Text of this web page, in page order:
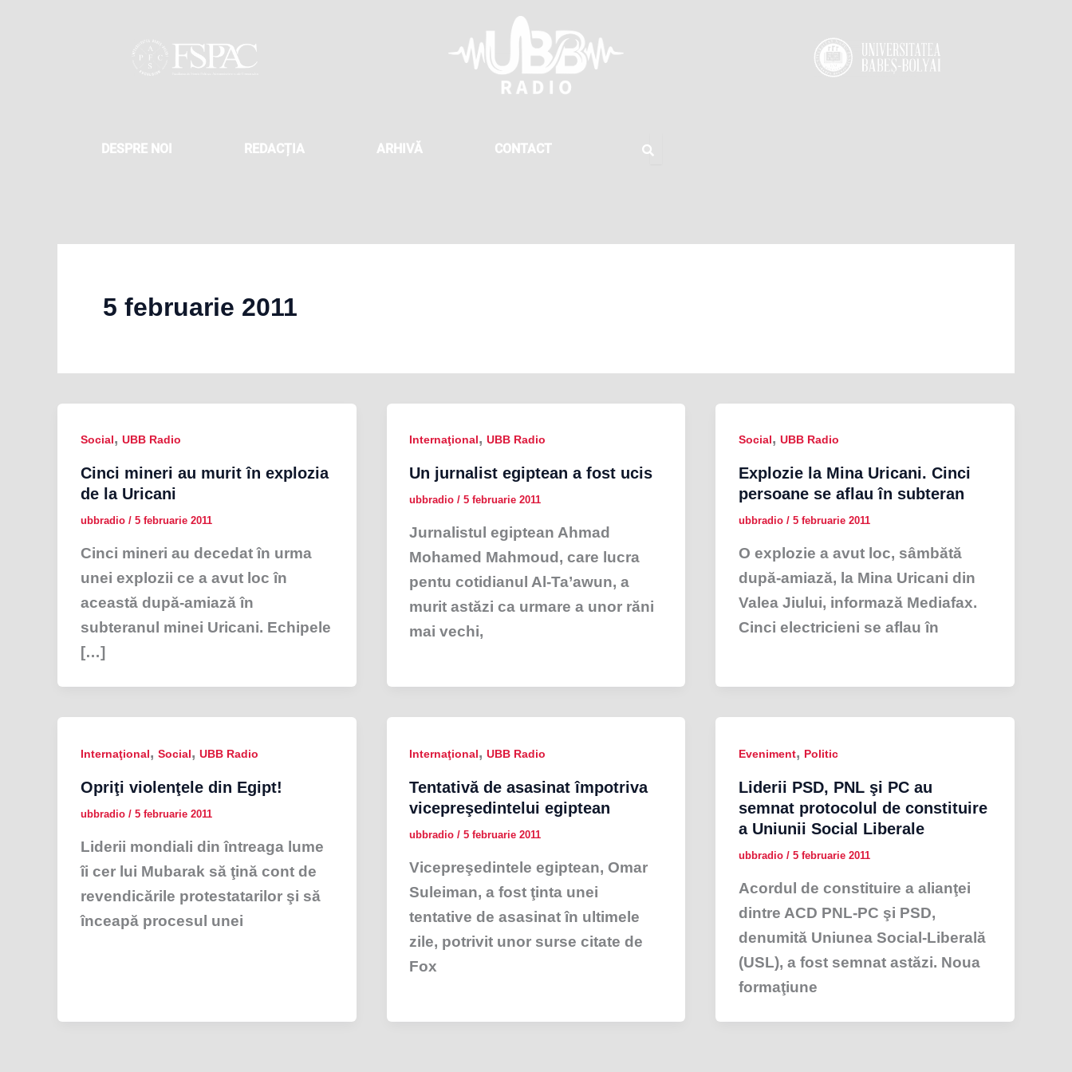
DESPRE NOI REDACȚIA ARHIVĂ CONTACT
5 februarie 2011
Social, UBB Radio
Cinci mineri au murit în explozia
de la Uricani
ubbradio / 5 februarie 2011
Cinci mineri au decedat în urma
unei explozii ce a avut loc în
această după-amiază în
subteranul minei Uricani. Echipele
[…]
Internaţional,UBB Radio
Un jurnalist egiptean a fost ucis
ubbradio/5 februarie 2011
Jurnalistul egiptean Ahmad
Mohamed Mahmoud, care lucra
pentu cotidianul Al-Ta’awun, a
murit astăzi ca urmare a unor răni
mai vechi,
Social, UBB Radio
Explozie la Mina Uricani. Cinci
persoane se aflau în subteran
ubbradio / 5 februarie 2011
O explozie a avut loc, sâmbătă
după-amiază, la Mina Uricani din
Valea Jiului, informază Mediafax.
Cinci electricieni se aflau în
Internaţional, Social, UBB Radio
Opriţi violenţele din Egipt!
ubbradio / 5 februarie 2011
Liderii mondiali din întreaga lume
îi cer lui Mubarak să ţină cont de
revendicările protestatarilor şi să
înceapă procesul unei
Internaţional,UBB Radio
Tentativă de asasinat împotriva
vicepreşedintelui egiptean
ubbradio/5 februarie 2011
Vicepreşedintele egiptean, Omar
Suleiman, a fost ţinta unei
tentative de asasinat în ultimele
zile, potrivit unor surse citate de
Fox
Eveniment, Politic
Liderii PSD, PNL şi PC au
semnat protocolul de constituire
a Uniunii Social Liberale
ubbradio / 5 februarie 2011
Acordul de constituire a alianţei
dintre ACD PNL-PC şi PSD,
denumită Uniunea Social-Liberală
(USL), a fost semnat astăzi. Noua
formaţiune